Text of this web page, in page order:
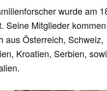
wurde am
Seine Mitglieder kommen
aus Österreich, Schweiz,
Kroatien, Serbien,